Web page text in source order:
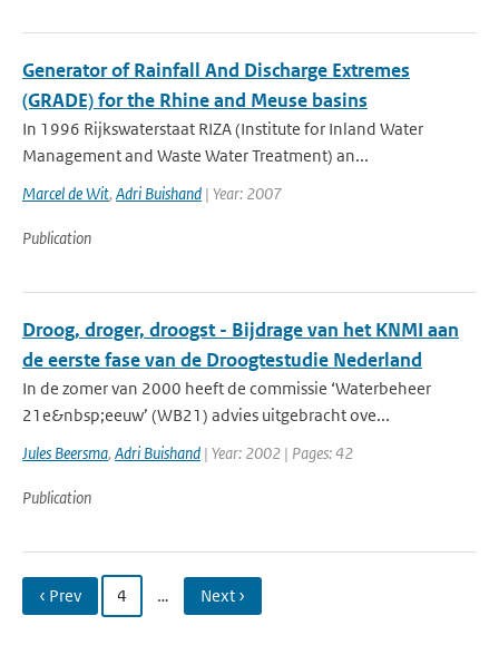
Generator of Rainfall And Discharge Extremes
(GRADE) for the Rhine and Meuse basins
In 1996 Rijkswaterstaat RIZA (Institute for Inland Water
Management and Waste Water Treatment) an...
Marcel de Wit, Adri Buishand | Year: 2007
Publication
Droog, droger, droogst - Bijdrage van het KNMI aan
de eerste fase van de Droogtestudie Nederland
In de zomer van 2000 heeft de commissie ‘Waterbeheer
21e&nbsp;eeuw’ (WB21) advies uitgebracht ove...
Jules Beersma, Adri Buishand | Year: 2002 | Pages: 42
Publication
‹ Prev 4 … Next ›